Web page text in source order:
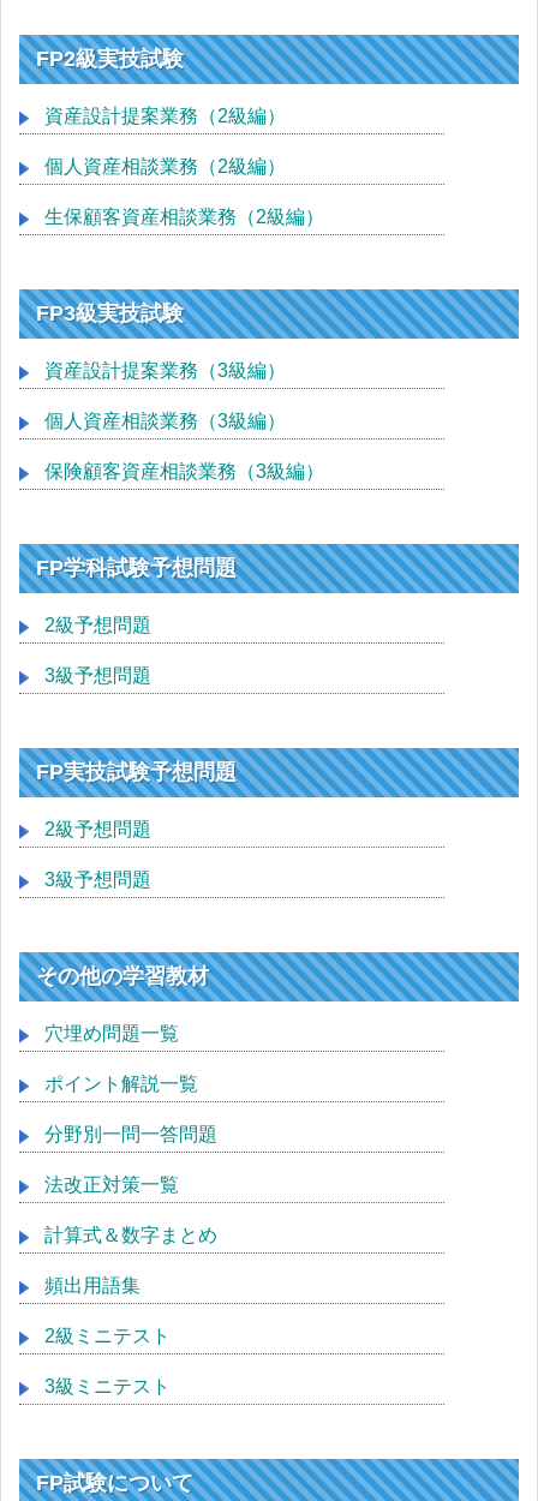
FP2級実技試験
資産設計提案業務（2級編）
個人資産相談業務（2級編）
生保顧客資産相談業務（2級編）
FP3級実技試験
資産設計提案業務（3級編）
個人資産相談業務（3級編）
保険顧客資産相談業務（3級編）
FP学科試験予想問題
2級予想問題
3級予想問題
FP実技試験予想問題
2級予想問題
3級予想問題
その他の学習教材
穴埋め問題一覧
ポイント解説一覧
分野別一問一答問題
法改正対策一覧
計算式＆数字まとめ
頻出用語集
2級ミニテスト
3級ミニテスト
FP試験について